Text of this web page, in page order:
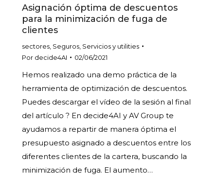
Asignación óptima de descuentos
para la minimización de fuga de
clientes
sectores Seguros Servicios y utilities
Por decide4AI 02/06/2021
Hemos realizado una demo práctica de la
herramienta de optimización de descuentos.
Puedes descargar el vídeo de la sesión al final
del artículo ? En decide4AI y AV Group te
ayudamos a repartir de manera óptima el
presupuesto asignado a descuentos entre los
diferentes clientes de la cartera, buscando la
minimización de fuga. El aumento…